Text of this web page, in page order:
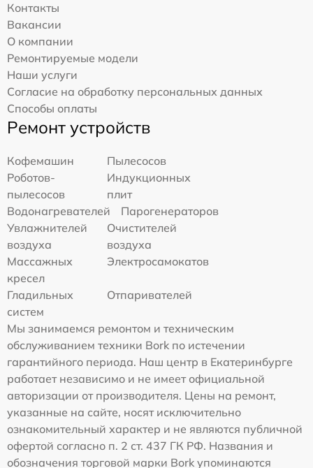
Контакты
Вакансии
О компании
Ремонтируемые модели
Наши услуги
Согласие на обработку персональных данных
Способы оплаты
Ремонт устройств
Кофемашин
Пылесосов
Роботов-
пылесосов
Индукционных
плит
Водонагревателей
Парогенераторов
Увлажнителей
воздуха
Очистителей
воздуха
Массажных
кресел
Электросамокатов
Гладильных
систем
Отпаривателей
Мы занимаемся ремонтом и техническим
обслуживанием техники Bork по истечении
гарантийного периода. Наш центр в Екатеринбурге
работает независимо и не имеет официальной
авторизации от производителя. Цены на ремонт,
указанные на сайте, носят исключительно
ознакомительный характер и не являются публичной
офертой согласно п. 2 ст. 437 ГК РФ. Названия и
обозначения торговой марки Bork упоминаются